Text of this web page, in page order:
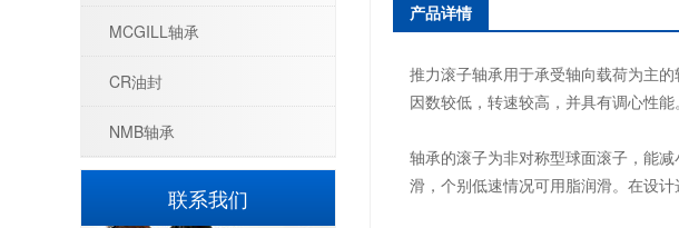
产品详情
推力滚子轴承用于承受轴向载荷为主
因数较低，转速较高，并具有调心性能。
轴承的滚子为非对称型球面滚子，能
滑，个别低速情况可用脂润滑。在设计
MCGILL轴承
CR油封
NMB轴承
联系我们